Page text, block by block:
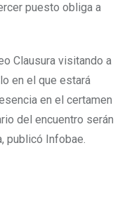
puesto obliga a
Clausura visitando a
en el que estará
en el certamen
del encuentro serán
publicó Infobae.